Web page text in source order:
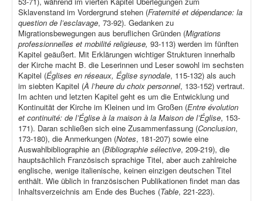
Sklavenstand im Vordergrund stehen (Fraternité et dépendance: la
question de l’esclavage, 73-92). Gedanken zu
Migrationsbewegungen aus beruflichen Gründen (Migrations
professionnelles et mobilité religieuse, 93-113) werden im fünften
Kapitel geäußert. Mit Erklärungen wichtiger Strukturen innerhalb
der Kirche macht B. die Leserinnen und Leser sowohl im sechsten
Kapitel (Églises en réseaux, Église synodale, 115-132) als auch
im siebten Kapitel (À l’heure du choix personnel, 133-152) vertraut.
Im achten und letzten Kapitel geht es um die Entwicklung und
Kontinuität der Kirche im Kleinen und im Großen (Entre évolution
et continuité: de l’Église à la maison à la Maison de l’Église, 153-
171). Daran schließen sich eine Zusammenfassung (Conclusion,
173-180), die Anmerkungen (Notes, 181-207) sowie eine
Auswahlbibliographie an (Bibliographie sélective, 209-219), die
hauptsächlich Französisch sprachige Titel, aber auch zahlreiche
englische, wenige italienische, keinen einzigen deutschen Titel
enthält. Wie üblich in französischen Publikationen findet man das
Inhaltsverzeichnis am Ende des Buches (Table, 221-223).